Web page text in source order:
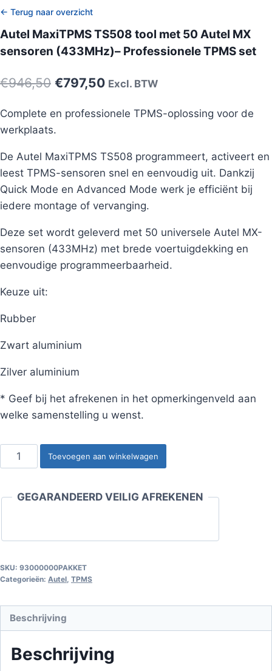
← Terug naar overzicht
Autel MaxiTPMS TS508 tool met 50 Autel MX
sensoren (433MHz)– Professionele TPMS set
€946,50 €797,50 Excl. BTW
Complete en professionele TPMS-oplossing voor de
werkplaats.
De Autel MaxiTPMS TS508 programmeert, activeert en
leest TPMS-sensoren snel en eenvoudig uit. Dankzij
Quick Mode en Advanced Mode werk je efficiënt bij
iedere montage of vervanging.
Deze set wordt geleverd met 50 universele Autel MX-
sensoren (433MHz) met brede voertuigdekking en
eenvoudige programmeerbaarheid.
Keuze uit:
Rubber
Zwart aluminium
Zilver aluminium
* Geef bij het afrekenen in het opmerkingenveld aan
welke samenstelling u wenst.
Autel
MaxiTPMS
tool
MX
sensoren
Professionele
TPMS
set
aantal
Toevoegen aan winkelwagen
GEGARANDEERD VEILIG AFREKENEN
SKU: 93000000PAKKET
Categorieën: Autel, TPMS
Beschrijving
Beschrijving